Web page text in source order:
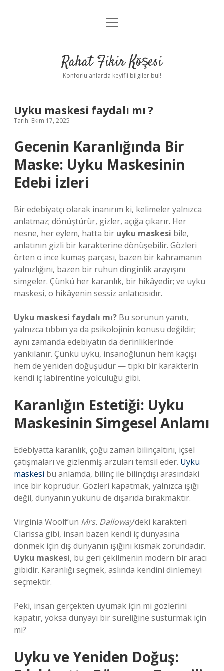
Anasayfa
Yasal Uyarı
menüyü
Rahat Fikir Köşesi
Konforlu anlarda keyifli bilgiler bul!
Uyku maskesi faydalı mı ?
Tarih: Ekim 17, 2025
Gecenin Karanlığında Bir
Maske: Uyku Maskesinin
Edebi İzleri
Bir edebiyatçı olarak inanırım ki, kelimeler yalnızca
anlatmaz; dönüştürür, gizler, açığa çıkarır. Her
nesne, her eylem, hatta bir uyku maskesi bile,
anlatının gizli bir karakterine dönüşebilir. Gözleri
örten o ince kumaş parçası, bazen bir kahramanın
yalnızlığını, bazen bir ruhun dinginlik arayışını
simgeler. Çünkü her karanlık, bir hikâyedir; ve uyku
maskesi, o hikâyenin sessiz anlatıcısıdır.
Uyku maskesi faydalı mı? Bu sorunun yanıtı,
yalnızca tıbbın ya da psikolojinin konusu değildir;
aynı zamanda edebiyatın da derinliklerinde
yankılanır. Çünkü uyku, insanoğlunun hem kaçışı
hem de yeniden doğuşudur — tıpkı bir karakterin
kendi iç labirentine yolculuğu gibi.
Karanlığın Estetiği: Uyku
Maskesinin Simgesel Anlamı
Edebiyatta karanlık, çoğu zaman bilinçaltını, içsel
çatışmaları ve gizlenmiş arzuları temsil eder. Uyku
maskesi bu anlamda, bilinç ile bilinçdışı arasındaki
ince bir köprüdür. Gözleri kapatmak, yalnızca ışığı
değil, dünyanın yükünü de dışarıda bırakmaktır.
Virginia Woolf’un Mrs. Dalloway’deki karakteri
Clarissa gibi, insan bazen kendi iç dünyasına
dönmek için dış dünyanın ışığını kısmak zorundadır.
Uyku maskesi, bu geri çekilmenin modern bir aracı
gibidir. Karanlığı seçmek, aslında kendini dinlemeyi
seçmektir.
Peki, insan gerçekten uyumak için mi gözlerini
kapatır, yoksa dünyayı bir süreliğine susturmak için
mi?
Uyku ve Yeniden Doğuş: